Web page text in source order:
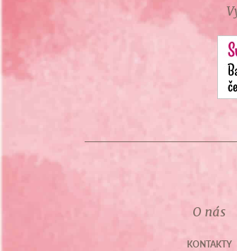
O nás
KONTAKTY